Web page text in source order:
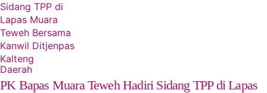
Daerah
‎PK Bapas Muara Teweh Hadiri Sidang TPP di Lapas